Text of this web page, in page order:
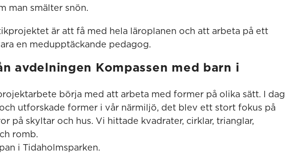
man smälter snön.
är att få med hela läroplanen och att arbeta på ett
en medupptäckande pedagog.
avdelningen Kompassen med barn i
börja med att arbeta med former på olika sätt. I dag
utforskade former i vår närmiljö, det blev ett stort fokus på
på skyltar och hus. Vi hittade kvadrater, cirklar, trianglar,
romb.
i Tidaholmsparken.